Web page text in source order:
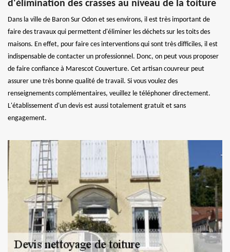
d'élimination des crasses au niveau de la toiture
Dans la ville de Baron Sur Odon et ses environs, il est très important de
faire des travaux qui permettent d'éliminer les déchets sur les toits des
maisons. En effet, pour faire ces interventions qui sont très difficiles, il est
indispensable de contacter un professionnel. Donc, on peut vous proposer
de faire confiance à Marescot Couverture. Cet artisan couvreur peut
assurer une très bonne qualité de travail. Si vous voulez des
renseignements complémentaires, veuillez le téléphoner directement.
L'établissement d'un devis est aussi totalement gratuit et sans
engagement.